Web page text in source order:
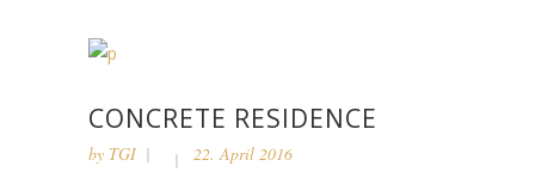
CONCRETE RESIDENCE
by TGI 22. April 2016